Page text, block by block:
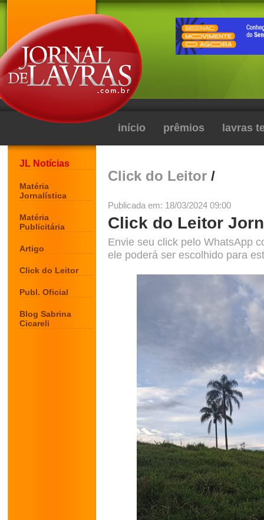
início prêmios lavras
JL Notícias
Matéria
Jornalística
Matéria
Publicitária
Artigo
Click do Leitor
Publ. Oficial
Blog Sabrina
Cicareli
Click do Leitor /
Publicada em: 18/03/2024 09:00
Click do Leitor
Envie seu click pelo WhatsApp
ele poderá ser escolhido para